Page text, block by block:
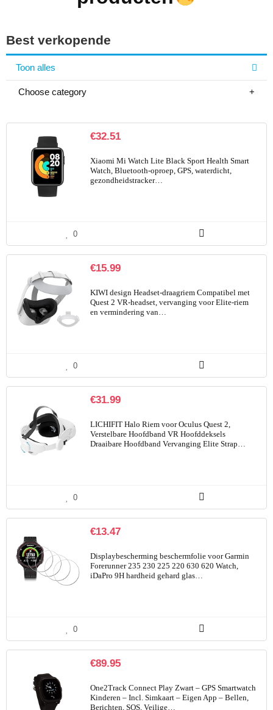
Best verkopende
Toon alles
Choose category
€32.51
Xiaomi Mi Watch Lite Black Sport Health Smart
Watch, Bluetooth-oproep, GPS, waterdicht,
gezondheidstracker…
0
€15.99
KIWI design Headset-draagriem Compatibel met
Quest 2 VR-headset, vervanging voor Elite-riem
en vermindering van…
0
€31.99
LICHIFIT Halo Riem voor Oculus Quest 2,
Verstelbare Hoofdband VR Hoofddeksels
Draaibare Hoofdband Vervanging Elite Strap…
0
€13.47
Displaybescherming beschermfolie voor Garmin
Forerunner 235 230 225 220 630 620 Watch,
iDaPro 9H hardheid gehard glas…
0
€89.95
One2Track Connect Play Zwart – GPS Smartwatch
Kinderen – Incl. Simkaart – Eigen App – Bellen,
Berichten, SOS, Veilige…